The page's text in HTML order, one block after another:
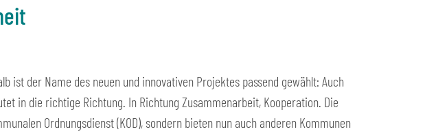
ist der Name des neuen und innovativen Projektes passend gewählt: Auch
in die richtige Richtung. In Richtung Zusammenarbeit, Kooperation. Die
Ordnungsdienst (KOD), sondern bieten nun auch anderen Kommunen